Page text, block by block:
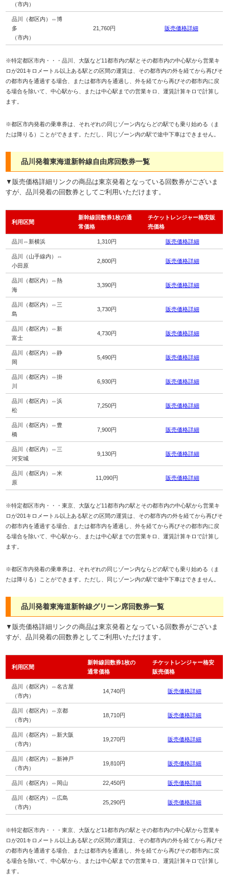
（市内）
品川（都区内）⇔博
多
（市内）
21,760円 販売価格詳細
※特定都区市内・・・品川、大阪など11都市内の駅とその都市内の中心駅から営業キ
ロが201キロメートル以上ある駅との区間の運賃は、その都市内の外を経てから再びそ
の都市内を通過する場合、または都市内を通過し、外を経てから再びその都市内に戻
る場合を除いて、中心駅から、または中心駅までの営業キロ、運賃計算キロで計算し
ます。
※都区市内発着の乗車券は、それぞれの同じゾーン内ならどの駅でも乗り始める（ま
たは降りる）ことができます。ただし、同じゾーン内の駅で途中下車はできません。
品川発着東海道新幹線自由席回数券一覧
▼販売価格詳細リンクの商品は東京発着となっている回数券がございま
すが、品川発着の回数券としてご利用いただけます。
利用区間
新幹線回数券1枚の通
常価格
チケットレンジャー格安販
売価格
品川⇔新横浜 1,310円 販売価格詳細
品川（山手線内）⇔
小田原
2,800円 販売価格詳細
品川（都区内）⇔熱
海
3,390円 販売価格詳細
品川（都区内）⇔三
島
3,730円 販売価格詳細
品川（都区内）⇔新
富士
4,730円 販売価格詳細
品川（都区内）⇔静
岡
5,490円 販売価格詳細
品川（都区内）⇔掛
川
6,930円 販売価格詳細
品川（都区内）⇔浜
松
7,250円 販売価格詳細
品川（都区内）⇔豊
橋
7,900円 販売価格詳細
品川（都区内）⇔三
河安城
9,130円 販売価格詳細
品川（都区内）⇔米
原
11,090円 販売価格詳細
※特定都区市内・・・東京、大阪など11都市内の駅とその都市内の中心駅から営業キ
ロが201キロメートル以上ある駅との区間の運賃は、その都市内の外を経てから再びそ
の都市内を通過する場合、または都市内を通過し、外を経てから再びその都市内に戻
る場合を除いて、中心駅から、または中心駅までの営業キロ、運賃計算キロで計算し
ます。
※都区市内発着の乗車券は、それぞれの同じゾーン内ならどの駅でも乗り始める（ま
たは降りる）ことができます。ただし、同じゾーン内の駅で途中下車はできません。
品川発着東海道新幹線グリーン席回数券一覧
▼販売価格詳細リンクの商品は東京発着となっている回数券がございま
すが、品川発着の回数券としてご利用いただけます。
利用区間
新幹線回数券1枚の
通常価格
チケットレンジャー格安
販売価格
品川（都区内）⇔名古屋
（市内）
14,740円 販売価格詳細
品川（都区内）⇔京都
（市内）
18,710円 販売価格詳細
品川（都区内）⇔新大阪
（市内）
19,270円 販売価格詳細
品川（都区内）⇔新神戸
（市内）
19,810円 販売価格詳細
品川（都区内）⇔岡山 22,450円 販売価格詳細
品川（都区内）⇔広島
（市内）
25,290円 販売価格詳細
※特定都区市内・・・東京、大阪など11都市内の駅とその都市内の中心駅から営業キ
ロが201キロメートル以上ある駅との区間の運賃は、その都市内の外を経てから再びそ
の都市内を通過する場合、または都市内を通過し、外を経てから再びその都市内に戻
る場合を除いて、中心駅から、または中心駅までの営業キロ、運賃計算キロで計算し
ます。